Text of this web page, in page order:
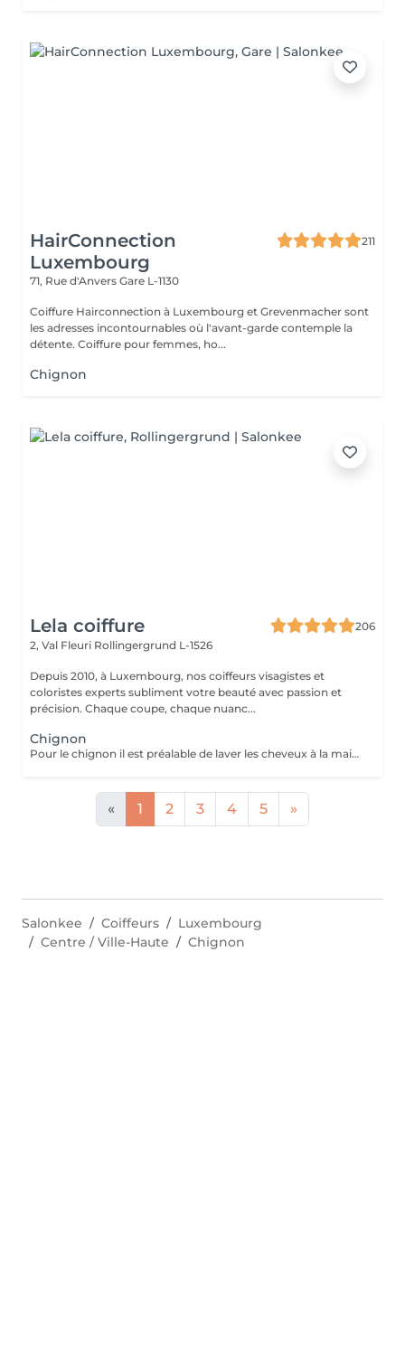
HairConnection
Luxembourg
211
71, Rue d'Anvers Gare L-1130
Coiffure Hairconnection à Luxembourg et Grevenmacher sont
les adresses incontournables où l'avant-garde contemple la
détente. Coiffure pour femmes, ho...
Chignon
Lela coiffure
206
2, Val Fleuri Rollingergrund L-1526
Depuis 2010, à Luxembourg, nos coiffeurs visagistes et
coloristes experts subliment votre beauté avec passion et
précision. Chaque coupe, chaque nuanc...
Chignon
Pour le chignon il est préalable de laver les cheveux à la maison sans faire de soin afin que les cheveux soit propre et prêt à être travailler pour réaliser votre coiffure personnalisée. Le prix (*plus) varie selon la longueur, épaisseur et réalisation du service.
« 1 2 3 4 5 »
Salonkee Coiffeurs
Luxembourg
Centre / Ville-Haute
Chignon